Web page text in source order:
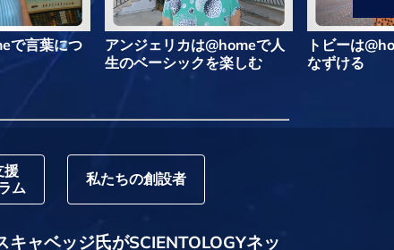
で言葉につ
アンジェリカは@homeで人
生のベーシックを楽しむ
トビーは
なずける
援
ム
私たちの創設者
キャベッジ氏がSCIENTOLOGYネッ